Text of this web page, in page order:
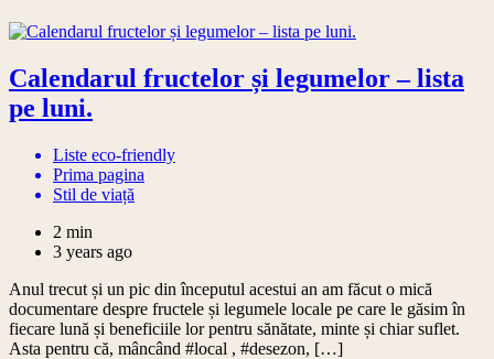
Calendarul fructelor și legumelor – lista
pe luni.
Liste eco-friendly
Prima pagina
Stil de viață
2 min
3 years ago
Anul trecut și un pic din începutul acestui an am făcut o mică
documentare despre fructele și legumele locale pe care le găsim în
fiecare lună și beneficiile lor pentru sănătate, minte și chiar suflet.
Asta pentru că, mâncând #local , #desezon, […]